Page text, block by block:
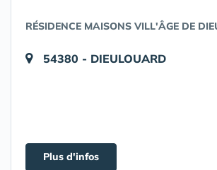
RÉSIDENCE MAISONS VILL'ÂGE DE
54380 - DIEULOUARD
Plus d'infos